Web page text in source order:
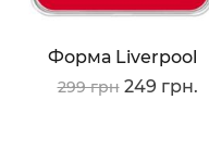
Форма Liverpool
299 грн 249 грн.